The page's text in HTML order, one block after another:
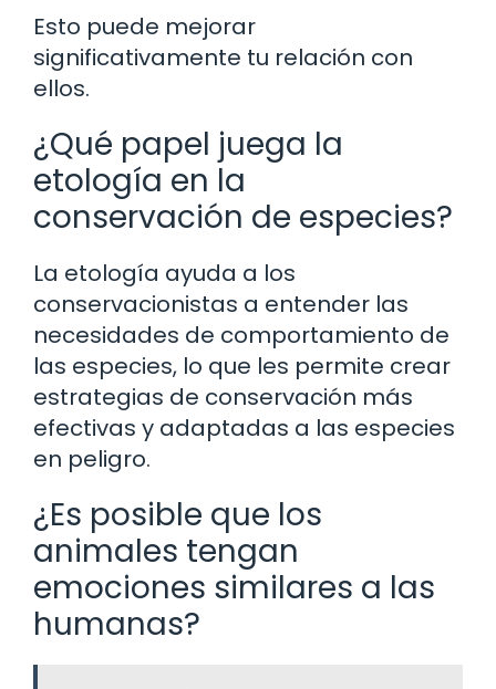
Esto puede mejorar
significativamente tu relación con
ellos.
¿Qué papel juega la
etología en la
conservación de especies?
La etología ayuda a los
conservacionistas a entender las
necesidades de comportamiento de
las especies, lo que les permite crear
estrategias de conservación más
efectivas y adaptadas a las especies
en peligro.
¿Es posible que los
animales tengan
emociones similares a las
humanas?